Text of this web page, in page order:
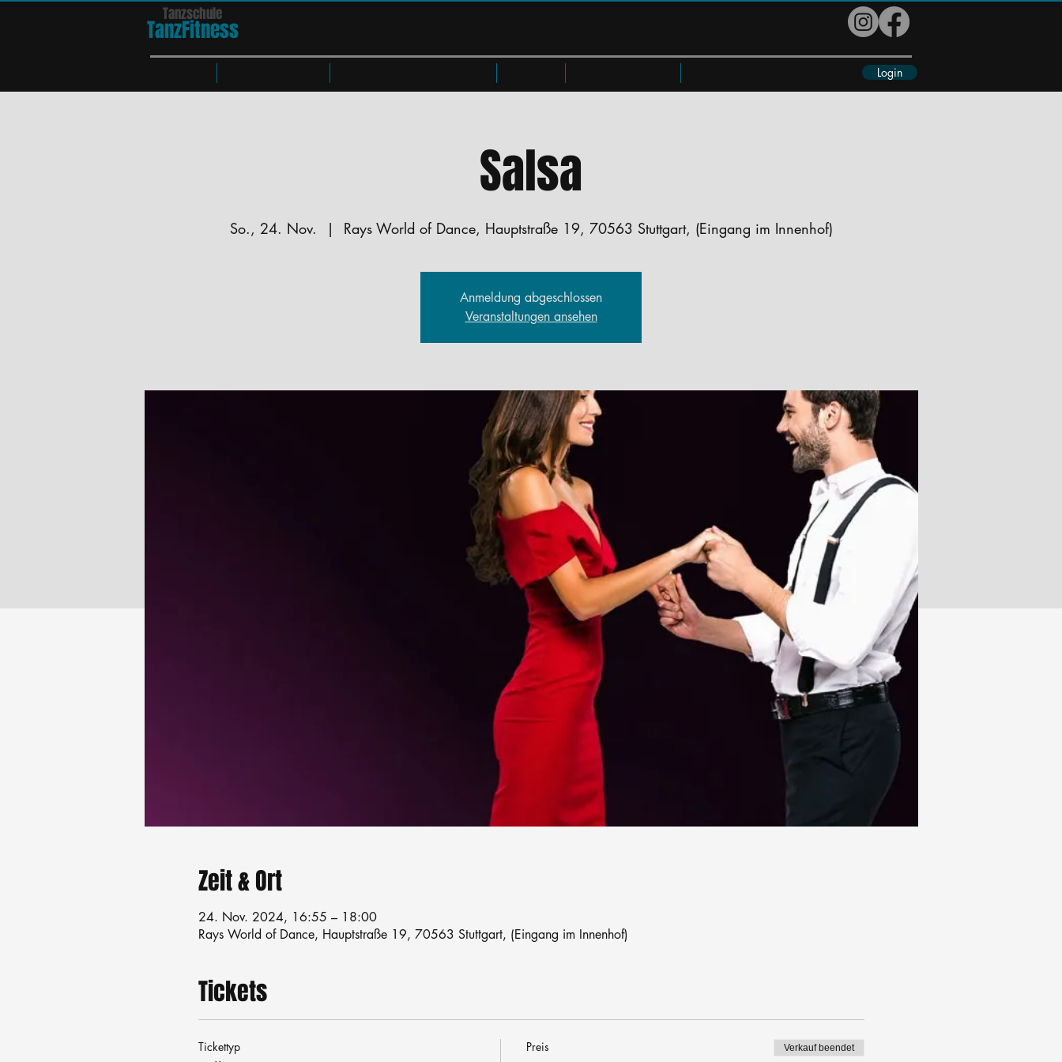
Tanzschule
TanzFitness
Login
Salsa
So., 24. Nov.
  |
Rays World of Dance, Hauptstraße 19, 70563 Stuttgart, (Eingang im Innenhof)
Anmeldung abgeschlossen
Veranstaltungen ansehen
Zeit & Ort
24. Nov. 2024, 16:55 – 18:00
Rays World of Dance, Hauptstraße 19, 70563 Stuttgart, (Eingang im Innenhof)
Tickets
Tickettyp Preis Verkauf beendet